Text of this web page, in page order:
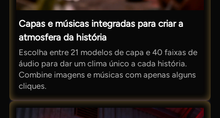
Capas e músicas integradas para criar a
atmosfera da história
Escolha entre 21 modelos de capa e 40 faixas de
áudio para dar um clima único a cada história.
Combine imagens e músicas com apenas alguns
cliques.